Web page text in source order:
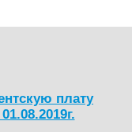
плату